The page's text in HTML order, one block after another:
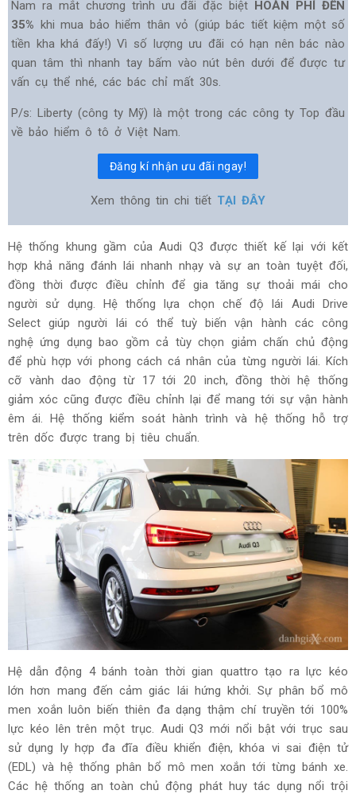
Nam ra mắt chương trình ưu đãi đặc biệt HOÀN PHÍ ĐẾN
35% khi mua bảo hiểm thân vỏ (giúp bác tiết kiệm một số
tiền kha khá đấy!) Vì số lượng ưu đãi có hạn nên bác nào
quan tâm thì nhanh tay bấm vào nút bên dưới để được tư
vấn cụ thể nhé, các bác chỉ mất 30s.
P/s: Liberty (công ty Mỹ) là một trong các công ty Top đầu
về bảo hiểm ô tô ở Việt Nam.
Đăng kí nhận ưu đãi ngay!
Xem thông tin chi tiết TẠI ĐÂY
Hệ thống khung gầm của Audi Q3 được thiết kế lại với kết
hợp khả năng đánh lái nhanh nhạy và sự an toàn tuyệt đối,
đồng thời được điều chỉnh để gia tăng sự thoải mái cho
người sử dụng. Hệ thống lựa chọn chế độ lái Audi Drive
Select giúp người lái có thể tuỳ biến vận hành các công
nghệ ứng dụng bao gồm cả tùy chọn giảm chấn chủ động
để phù hợp với phong cách cá nhân của từng người lái. Kích
cỡ vành dao động từ 17 tới 20 inch, đồng thời hệ thống
giảm xóc cũng được điều chỉnh lại để mang tới sự vận hành
êm ái. Hệ thống kiểm soát hành trình và hệ thống hỗ trợ
trên dốc được trang bị tiêu chuẩn.
Hệ dẫn động 4 bánh toàn thời gian quattro tạo ra lực kéo
lớn hơn mang đến cảm giác lái hứng khởi. Sự phân bổ mô
men xoắn luôn biến thiên đa dạng thậm chí truyền tới 100%
lực kéo lên trên một trục. Audi Q3 mới nổi bật với trục sau
sử dụng ly hợp đa đĩa điều khiển điện, khóa vi sai điện tử
(EDL) và hệ thống phân bổ mô men xoắn tới từng bánh xe.
Các hệ thống an toàn chủ động phát huy tác dụng nổi trội